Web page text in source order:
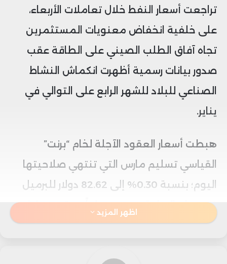
تراجعت أسعار النفط خلال تعاملات الأربعاء،
على خلفية انخفاض معنويات المستثمرين
تجاه آفاق الطلب الصيني على الطاقة عقب
صدور بيانات رسمية أظهرت انكماش النشاط
الصناعي للبلاد للشهر الرابع على التوالي في
يناير.
هبطت أسعار العقود الآجلة لخام “برنت”
القياسي تسليم مارس التي تنتهي صلاحيتها
اليوم؛ بنسبة 0.30% إلى 82.62 دولار للبرميل
في تمام الساعة 09:28 صباحاً بتوقيت مكة
المكرمة، بينما تراجعت نظيرتها الأكثر نشاطاً
اظهر المزيد